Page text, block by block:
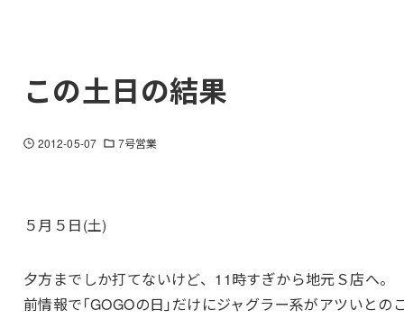
この土日の結果
2012-05-07 7号営業
５月５日(土)
夕方までしか打てないけど、11時すぎから地元Ｓ店へ。
前情報で｢GOGOの日｣だけにジャグラー系がアツいとの